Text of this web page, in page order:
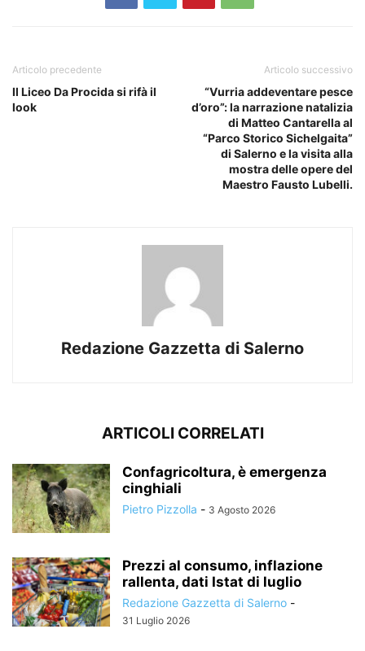
Articolo precedente
Il Liceo Da Procida si rifà il
look
Articolo successivo
“Vurria addeventare pesce
d’oro”: la narrazione natalizia
di Matteo Cantarella al
“Parco Storico Sichelgaita”
di Salerno e la visita alla
mostra delle opere del
Maestro Fausto Lubelli.
Redazione Gazzetta di Salerno
ARTICOLI CORRELATI
Confagricoltura, è emergenza
cinghiali
Pietro Pizzolla - 3 Agosto 2026
Prezzi al consumo, inflazione
rallenta, dati Istat di luglio
Redazione Gazzetta di Salerno -
31 Luglio 2026